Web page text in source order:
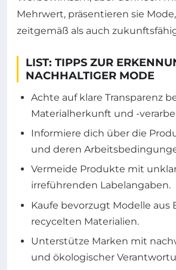
Mehrwert, präsentieren sie
zeitgemäß als auch
LIST: TIPPS ZUR
NACHHALTIGER MODE
Achte auf klare Transparenz
Materialherkunft und -
Informiere dich über die
und deren
Vermeide Produkte mit
irreführenden Labelangaben.
Kaufe bevorzugt Modelle aus
recycelten Materialien.
Unterstütze Marken mit
und ökologischer